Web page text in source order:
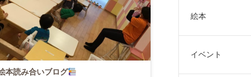
本読み合いブログ
絵本
イベント